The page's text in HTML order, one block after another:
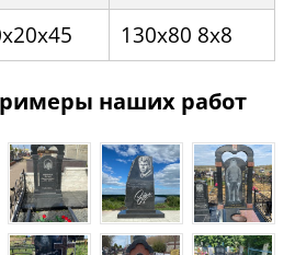
130x80 8x8
наших работ